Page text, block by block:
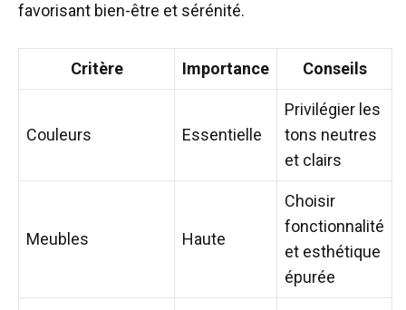
favorisant bien-être et sérénité.
Critère Importance Conseils
Couleurs Essentielle
Privilégier les
tons neutres
et clairs
Meubles Haute
Choisir
fonctionnalité
et esthétique
épurée